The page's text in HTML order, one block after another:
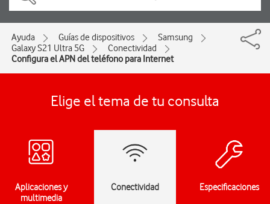
Ayuda Guías de dispositivos
Samsung
Galaxy S21 Ultra 5G
Conectividad
Configura el APN del teléfono para Internet
Elige el tema de tu consulta
Aplicaciones y
multimedia
Conectividad Especificaciones